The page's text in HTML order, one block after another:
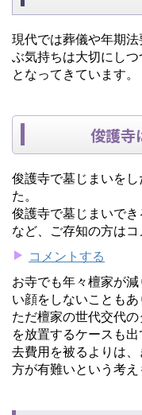
現代では葬儀や年期
ぶ気持ちは大切にし
となってきています。
俊護寺
俊護寺で墓じまいを
た。
俊護寺で墓じまいで
など、ご存知の方はコ
コメントする
お寺でも年々檀家が
い顔をしないこともあ
ただ檀家の世代交代
を放置するケースも
去費用を被るよりは
方が有難いという考え